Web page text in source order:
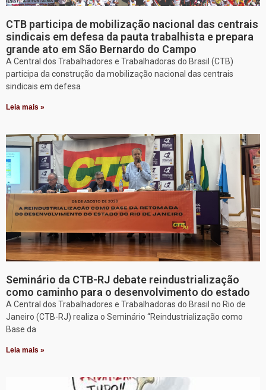
CTB participa de mobilização nacional das centrais
sindicais em defesa da pauta trabalhista e prepara
grande ato em São Bernardo do Campo
A Central dos Trabalhadores e Trabalhadoras do Brasil (CTB)
participa da construção da mobilização nacional das centrais
sindicais em defesa
Leia mais »
Seminário da CTB-RJ debate reindustrialização
como caminho para o desenvolvimento do estado
A Central dos Trabalhadores e Trabalhadoras do Brasil no Rio de
Janeiro (CTB-RJ) realiza o Seminário “Reindustrialização como
Base da
Leia mais »